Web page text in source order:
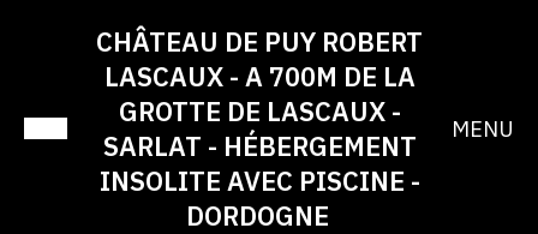
CHÂTEAU DE PUY ROBERT
LASCAUX - A 700M DE LA
GROTTE DE LASCAUX -
SARLAT - HÉBERGEMENT
INSOLITE AVEC PISCINE -
DORDOGNE
MENU